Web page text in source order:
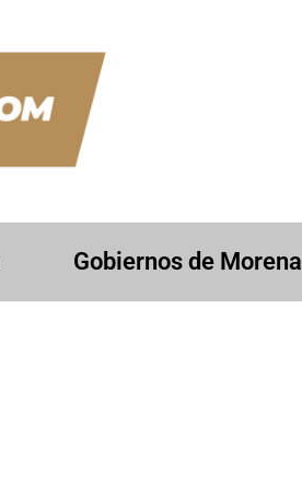
Gobiernos de Morena